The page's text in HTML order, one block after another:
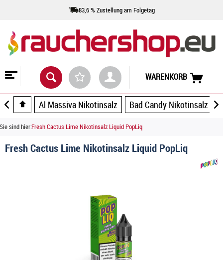
83,6 % Zustellung am Folgetag
WARENKORB
Al Massiva Nikotinsalz Bad Candy Nikotinsalz
Sie sind hier:Fresh Cactus Lime Nikotinsalz Liquid PopLiq
Fresh Cactus Lime Nikotinsalz Liquid PopLiq